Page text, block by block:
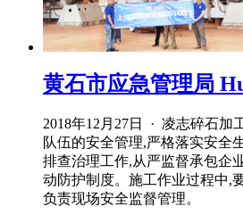
黄石市应急管理局
2018年12月27日 · 凌志碎石加
队伍的安全管理,严格落实安全
排查治理工作,从严监督承包企
动防护制度。施工作业过程中,
负责现场安全监督管理。